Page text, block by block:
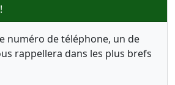
numéro de téléphone, un de
rappellera dans les plus brefs